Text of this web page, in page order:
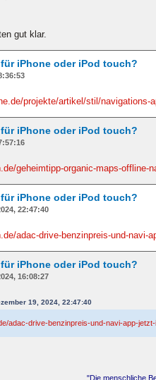
gut klar.
iPhone oder iPod touch?
projekte/artikel/stil/navigations-
iPhone oder iPod touch?
geheimtipp-organic-maps-offline-
iPhone oder iPod touch?
22:47:40
adac-drive-benzinpreis-und-navi-
iPhone oder iPod touch?
16:08:27
19, 2024, 22:47:40
adac-drive-benzinpreis-und-navi-app-
"Die menschliche